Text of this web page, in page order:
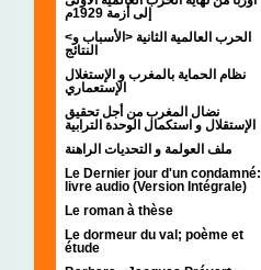
إلى أزمة 1929م
<الحرب العالمية الثانية <الأسباب و
النتائج
نظام الحماية بالمغرب و الإستغلال
الإستعماري
نضال المغرب من أجل تحقيق
الإستقلال و استكمال الوحدة الترابية
ملف العولمة و التحديات الراهنة
Le Dernier jour d'un condamné:
livre audio (Version Intégrale)
Le roman à thèse
Le dormeur du val; poème et
étude